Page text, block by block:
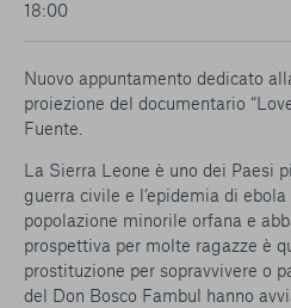
conto del fatto che il blocco di
selezione relativa ai cookie
stata selezionata alcuna opzione,
equivarrà a rifiutare tutti i cookie.
possibile consultare la nostra
Cookie strettamente necessari
Cookie di analisi
18:00
Nuovo appuntamento dedicato
proiezione del documentario
Fuente.
La Sierra Leone è uno dei Paesi
guerra civile e l’epidemia di
popolazione minorile orfana e
prospettiva per molte ragazze è
prostituzione per sopravvivere o
del Don Bosco Fambul hanno